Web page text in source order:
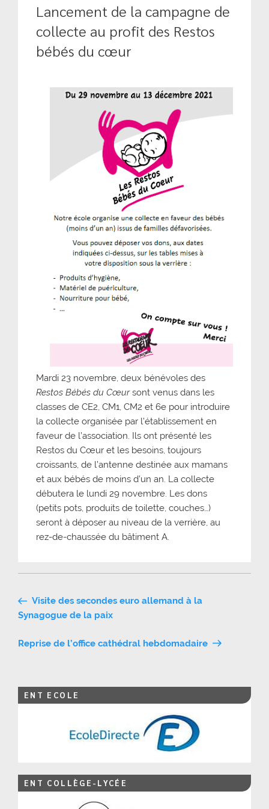
Lancement de la campagne de
collecte au profit des Restos
bébés du cœur
Mardi 23 novembre, deux bénévoles des
Restos Bébés du Cœursont venus dans les
classes de CE2, CM1, CM2 et 6e pour introduire
la collecte organisée par l’établissement en
faveur de l’association. Ils ont présenté les
Restos du Cœur et les besoins, toujours
croissants, de l’antenne destinée aux mamans
et aux bébés de moins d’un an. La collecte
débutera le lundi 29 novembre. Les dons
(petits pots, produits de toilette, couches…)
seront à déposer au niveau de la verrière, au
rez-de-chaussée du bâtiment A.
Navigation
de
l’article
Visite des secondes euro allemand à la
Synagogue de la paix
Reprise de l’office cathédral hebdomadaire
ENT ECOLE
ENT COLLÈGE-LYCÉE